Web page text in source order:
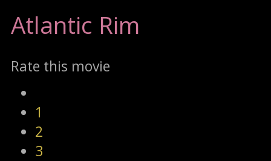
Atlantic Rim
Rate this movie
1
2
3